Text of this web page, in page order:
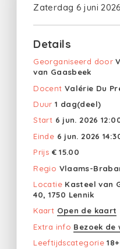
Zaterdag 6 juni
Details
Georganiseerd door
van Gaasbeek
Docent Valérie Du
Duur 1 dag(deel)
Start 6 jun. 2026
Einde 6 jun. 2026
Prijs € 15.00
Regio Vlaams-
Locatie Kasteel van
40, 1750 Lennik
Kaart Open de kaart
Extra info Bezoek de
Leeftijdscategorie 18+